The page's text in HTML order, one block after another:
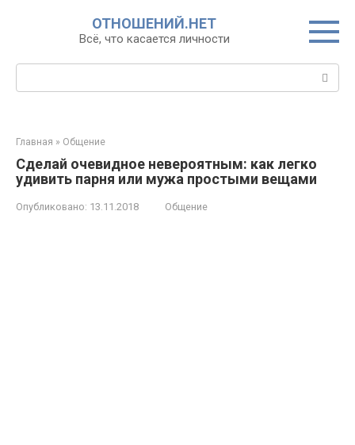
ОТНОШЕНИЙ.НЕТ
Всё, что касается личности
Поиск:
Главная » Общение
Сделай очевидное невероятным: как легко
удивить парня или мужа простыми вещами
Опубликовано: 13.11.2018 Общение